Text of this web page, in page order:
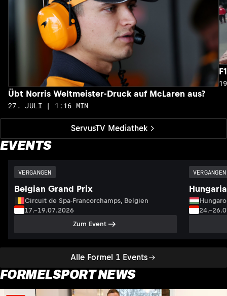
ServusTV Mediathek
Übt Norris Weltmeister-Druck auf McLaren aus?
27. JULI | 1:16 MIN
EVENTS
Alle Formel 1 Events
VERGANGEN
Belgian Grand Prix
Circuit de Spa-Francorchamps, Belgien
17.–19.07.2026
Zum Event
VERGANGEN
FORMELSPORT NEWS